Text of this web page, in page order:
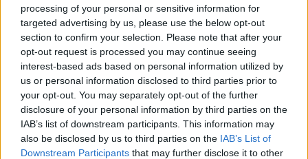
processing of your personal or sensitive information for
targeted advertising by us, please use the below opt-out
section to confirm your selection. Please note that after your
opt-out request is processed you may continue seeing
interest-based ads based on personal information utilized by
us or personal information disclosed to third parties prior to
your opt-out. You may separately opt-out of the further
disclosure of your personal information by third parties on the
IAB’s list of downstream participants. This information may
also be disclosed by us to third parties on the IAB’s List of
Downstream Participants that may further disclose it to other
2026.07.30. Fazekas Adrián
A Szolnoki Sportcentrum tehetségével, történelmi
létszámú válogatott utazik az U20-as atlétikai
világbajnokságra